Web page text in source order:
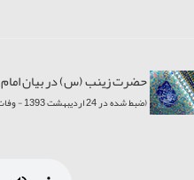
حضرت زینب (س) در بیان
(ضبط شده در 24 اردیبهشت 1393 - وفات حضرت زینب (س))